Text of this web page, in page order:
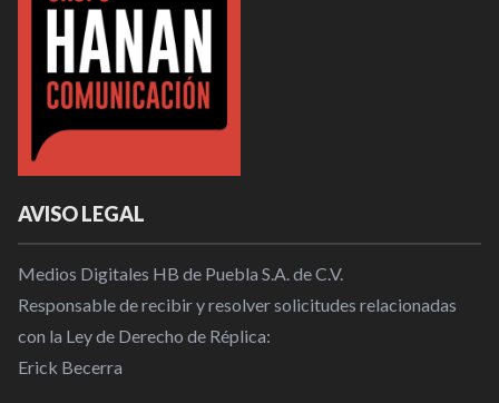
AVISO LEGAL
Medios Digitales HB de Puebla S.A. de C.V.
Responsable de recibir y resolver solicitudes relacionadas
con la Ley de Derecho de Réplica:
Erick Becerra